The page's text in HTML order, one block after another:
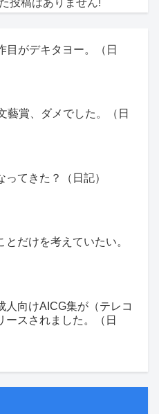
投稿はありません!
目がデキタヨー。（日
藝賞、ダメでした。（日
ってきた？（日記）
とだけを考えていたい。
人向けAICG集が（テレコ
ースされました。（日